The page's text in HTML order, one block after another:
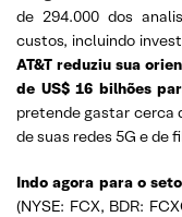
de 294.000 dos
custos, incluindo
AT&T reduziu sua
de US$ 16 bilhões
pretende gastar cerca
de suas redes 5G e de
Indo agora para o
(NYSE: FCX, BDR: